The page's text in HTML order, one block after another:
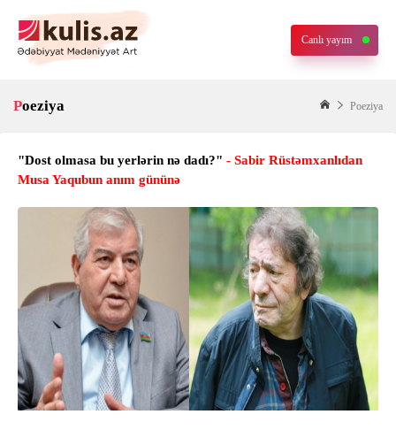
Canlı yayım
Poeziya Poeziya
"Dost olmasa bu yerlərin nə dadı?" - Sabir Rüstəmxanlıdan
Musa Yaqubun anım gününə